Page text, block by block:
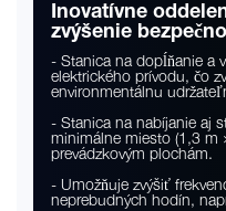
Inovatívne
zvýšenie
- Stanica na dopĺňanie a
elektrického prívodu, čo
environmentálnu
- Stanica na nabíjanie aj
minimálne miesto (1,3 m
prevádzkovým plochám.
- Umožňuje zvýšiť
neprebudných hodín,